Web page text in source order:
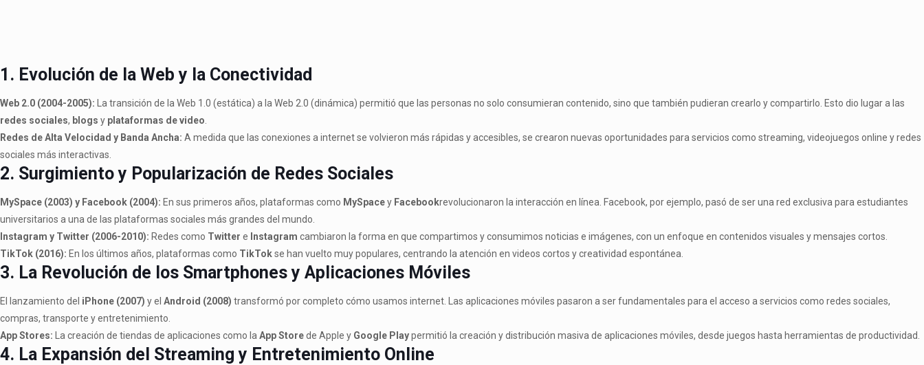
1. Evolución de la Web y la Conectividad
Web 2.0 (2004-2005): La transición de la Web 1.0 (estática) a la Web 2.0 (dinámica) permitió que las personas no solo consumieran contenido, sino que también pudieran crearlo y compartirlo. Esto dio lugar a las
redes sociales, blogs y plataformas de video
Redes de Alta Velocidad y Banda Ancha: A medida que las conexiones a internet se volvieron más rápidas y accesibles, se crearon nuevas oportunidades para servicios como streaming, videojuegos online y redes
sociales más interactivas.
2. Surgimiento y Popularización de Redes Sociales
MySpace (2003) y Facebook (2004): En sus primeros años, plataformas como MySpacey Facebookrevolucionaron la interacción en línea. Facebook, por ejemplo, pasó de ser una red exclusiva para estudiantes
universitarios a una de las plataformas sociales más grandes del mundo.
Instagram y Twitter (2006-2010): Redes como Twitter e Instagram cambiaron la forma en que compartimos y consumimos noticias e imágenes, con un enfoque en contenidos visuales y mensajes cortos.
TikTok (2016): En los últimos años, plataformas como TikTokse han vuelto muy populares, centrando la atención en videos cortos y creatividad espontánea.
3. La Revolución de los Smartphones y Aplicaciones Móviles
El lanzamiento del iPhone (2007) y el Android (2008) transformó por completo cómo usamos internet. Las aplicaciones móviles pasaron a ser fundamentales para el acceso a servicios como redes sociales,
compras, transporte y entretenimiento.
App Stores: La creación de tiendas de aplicaciones como la App Storede Apple y Google Playpermitió la creación y distribución masiva de aplicaciones móviles, desde juegos hasta herramientas de productividad.
4. La Expansión del Streaming y Entretenimiento Online